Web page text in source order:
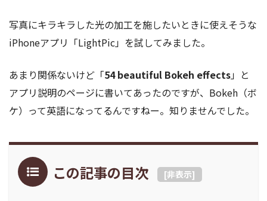
写真にキラキラした光の加工を施したいときに使えそうな
iPhoneアプリ「LightPic」を試してみました。
あまり関係ないけど「54 beautiful Bokeh effects」と
アプリ説明のページに書いてあったのですが、Bokeh（ボ
ケ）って英語になってるんですねー。知りませんでした。
この記事の目次 [非表示]